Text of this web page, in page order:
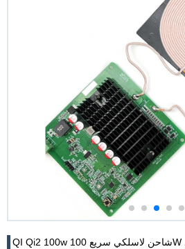
QI Qi2 100w شاحن لاسلكي سريع 100W تخصيص وحدة استقبال